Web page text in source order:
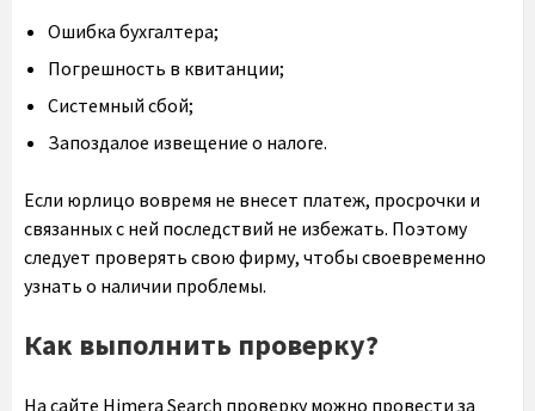
Ошибка бухгалтера;
Погрешность в квитанции;
Системный сбой;
Запоздалое извещение о налоге.
Если юрлицо вовремя не внесет платеж, просрочки и
связанных с ней последствий не избежать. Поэтому
следует проверять свою фирму, чтобы своевременно
узнать о наличии проблемы.
Как выполнить проверку?
На сайте Himera Search проверку можно провести за